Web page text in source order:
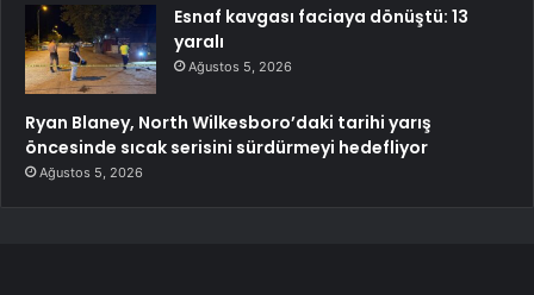
Esnaf kavgası faciaya dönüştü: 13
yaralı
Ağustos 5, 2026
Ryan Blaney, North Wilkesboro’daki tarihi yarış
öncesinde sıcak serisini sürdürmeyi hedefliyor
Ağustos 5, 2026